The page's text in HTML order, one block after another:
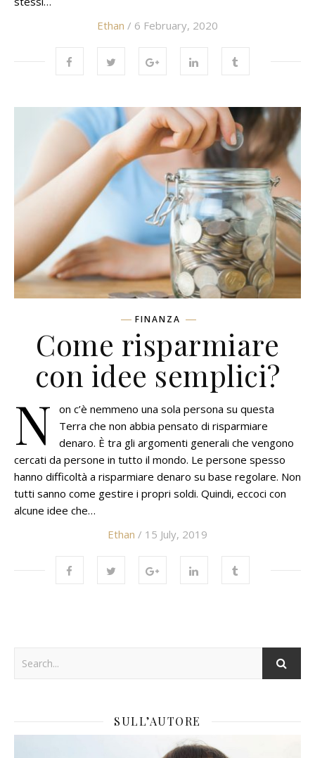
Ethan / 6 February, 2020
FINANZA
Come risparmiare
con idee semplici?
N
on c’è nemmeno una sola persona su questa
Terra che non abbia pensato di risparmiare
denaro. È tra gli argomenti generali che vengono
cercati da persone in tutto il mondo. Le persone spesso
hanno difficoltà a risparmiare denaro su base regolare. Non
tutti sanno come gestire i propri soldi. Quindi, eccoci con
alcune idee che…
Ethan / 15 July, 2019
SULL’AUTORE